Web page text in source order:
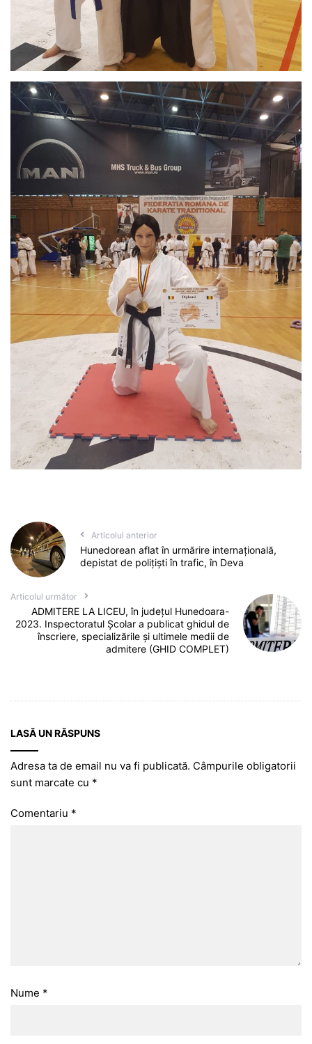
Articolul anterior
Hunedorean aflat în urmărire internaţională,
depistat de poliţişti în trafic, în Deva
Articolul următor
ADMITERE LA LICEU, în județul Hunedoara-
2023. Inspectoratul Școlar a publicat ghidul de
înscriere, specializările și ultimele medii de
admitere (GHID COMPLET)
LASĂ UN RĂSPUNS
Adresa ta de email nu va fi publicată. Câmpurile obligatorii
sunt marcate cu *
Comentariu *
Nume *